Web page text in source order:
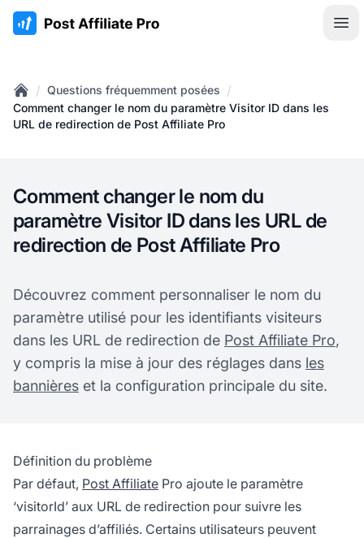
:site.title
Home
/ Questions fréquemment posées /
Comment changer le nom du paramètre Visitor ID dans les
URL de redirection de Post Affiliate Pro
Comment changer le nom du
paramètre Visitor ID dans les URL de
redirection de Post Affiliate Pro
Découvrez comment personnaliser le nom du
paramètre utilisé pour les identifiants visiteurs
dans les URL de redirection de Post Affiliate Pro,
y compris la mise à jour des réglages dans les
bannières et la configuration principale du site.
Définition du problème
Par défaut, Post Affiliate Pro ajoute le paramètre
‘visitorId’ aux URL de redirection pour suivre les
parrainages d’affiliés. Certains utilisateurs peuvent